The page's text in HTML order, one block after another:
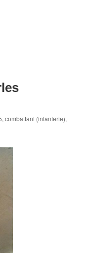
,combattant (infanterie),